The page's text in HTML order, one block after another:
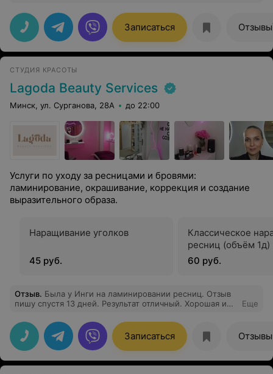
Записаться Отзывы
СТУДИЯ КРАСОТЫ
Lagoda Beauty Services
Минск, ул. Сурганова, 28А до 22:00
Услуги по уходу за ресницами и бровями:
ламинирование, окрашивание, коррекция и создание
выразительного образа.
Наращивание уголков
45 руб.
Классическое
ресниц (объём 1д)
60 руб.
Отзыв. Была у Инги на ламинировании ресниц. Отзыв
пишу спустя 13 дней. Результат отличный. Хорошая и
Еще
Записаться Отзывы